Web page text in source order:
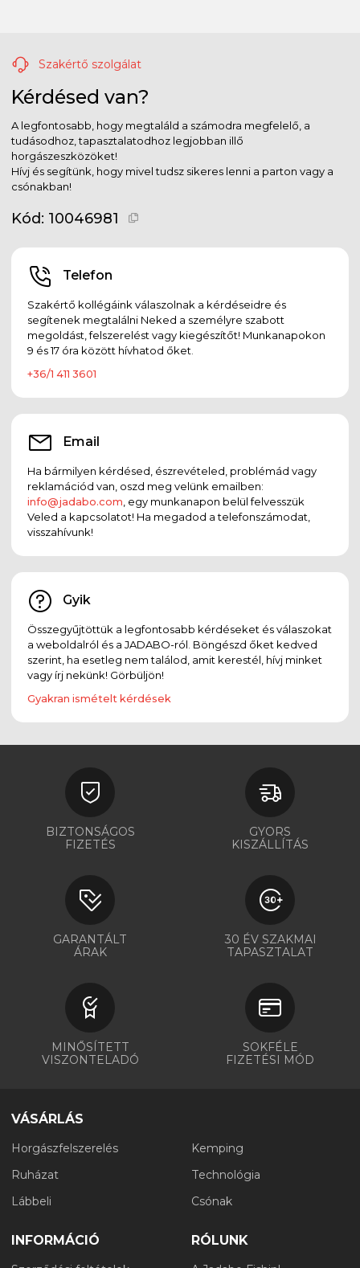
Szakértő szolgálat
Kérdésed van?
A legfontosabb, hogy megtaláld a számodra megfelelő, a
tudásodhoz, tapasztalatodhoz legjobban illő
horgászeszközöket!
Hívj és segítünk, hogy mivel tudsz sikeres lenni a parton vagy a
csónakban!
Kód: 10046981
Telefon
Szakértő kollégáink válaszolnak a kérdéseidre és
segítenek megtalálni Neked a személyre szabott
megoldást, felszerelést vagy kiegészítőt! Munkanapokon
9 és 17 óra között hívhatod őket.
+36/1 411 3601
Email
Ha bármilyen kérdésed, észrevételed, problémád vagy
reklamációd van, oszd meg velünk emailben:
info@jadabo.com , egy munkanapon belül felvesszük
Veled a kapcsolatot! Ha megadod a telefonszámodat,
visszahívunk!
Gyik
Összegyűjtöttük a legfontosabb kérdéseket és válaszokat
a weboldalról és a JADABO-ról. Böngészd őket kedved
szerint, ha esetleg nem találod, amit kerestél, hívj minket
vagy írj nekünk! Görbüljön!
Gyakran ismételt kérdések
BIZTONSÁGOS
FIZETÉS
GYORS
KISZÁLLÍTÁS
GARANTÁLT
ÁRAK
30 ÉV SZAKMAI
TAPASZTALAT
MINŐSÍTETT
VISZONTELADÓ
SOKFÉLE
FIZETÉSI MÓD
VÁSÁRLÁS
Horgászfelszerelés
Ruházat
Lábbeli
Kemping
Technológia
Csónak
INFORMÁCIÓ RÓLUNK